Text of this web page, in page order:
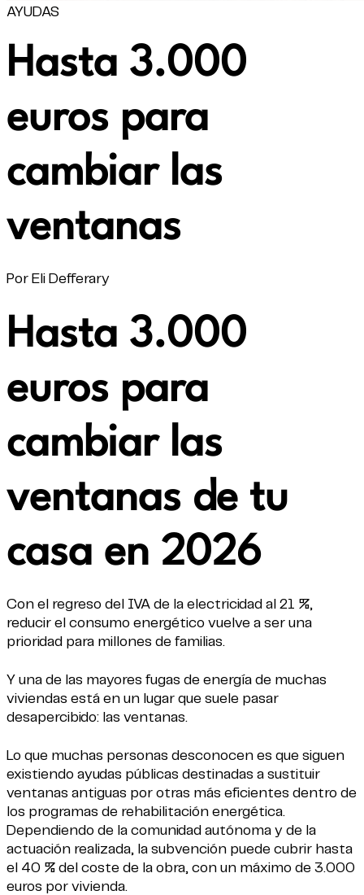
AYUDAS
Hasta 3.000
euros para
cambiar las
ventanas
Por Eli Defferary
Hasta 3.000
euros para
cambiar las
ventanas de tu
casa en 2026
Con el regreso del IVA de la electricidad al 21 %,
reducir el consumo energético vuelve a ser una
prioridad para millones de familias.
Y una de las mayores fugas de energía de muchas
viviendas está en un lugar que suele pasar
desapercibido: las ventanas.
Lo que muchas personas desconocen es que siguen
existiendo ayudas públicas destinadas a sustituir
ventanas antiguas por otras más eficientes dentro de
los programas de rehabilitación energética.
Dependiendo de la comunidad autónoma y de la
actuación realizada, la subvención puede cubrir hasta
el 40 % del coste de la obra, con un máximo de 3.000
euros por vivienda.